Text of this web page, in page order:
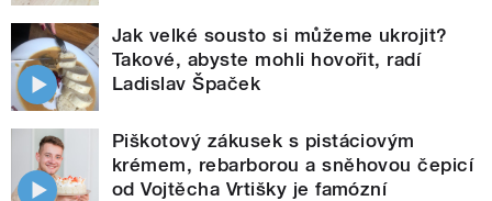
Jak velké sousto si můžeme ukrojit?
Takové, abyste mohli hovořit, radí
Ladislav Špaček
Piškotový zákusek s pistáciovým
krémem, rebarborou a sněhovou čepicí
od Vojtěcha Vrtišky je famózní